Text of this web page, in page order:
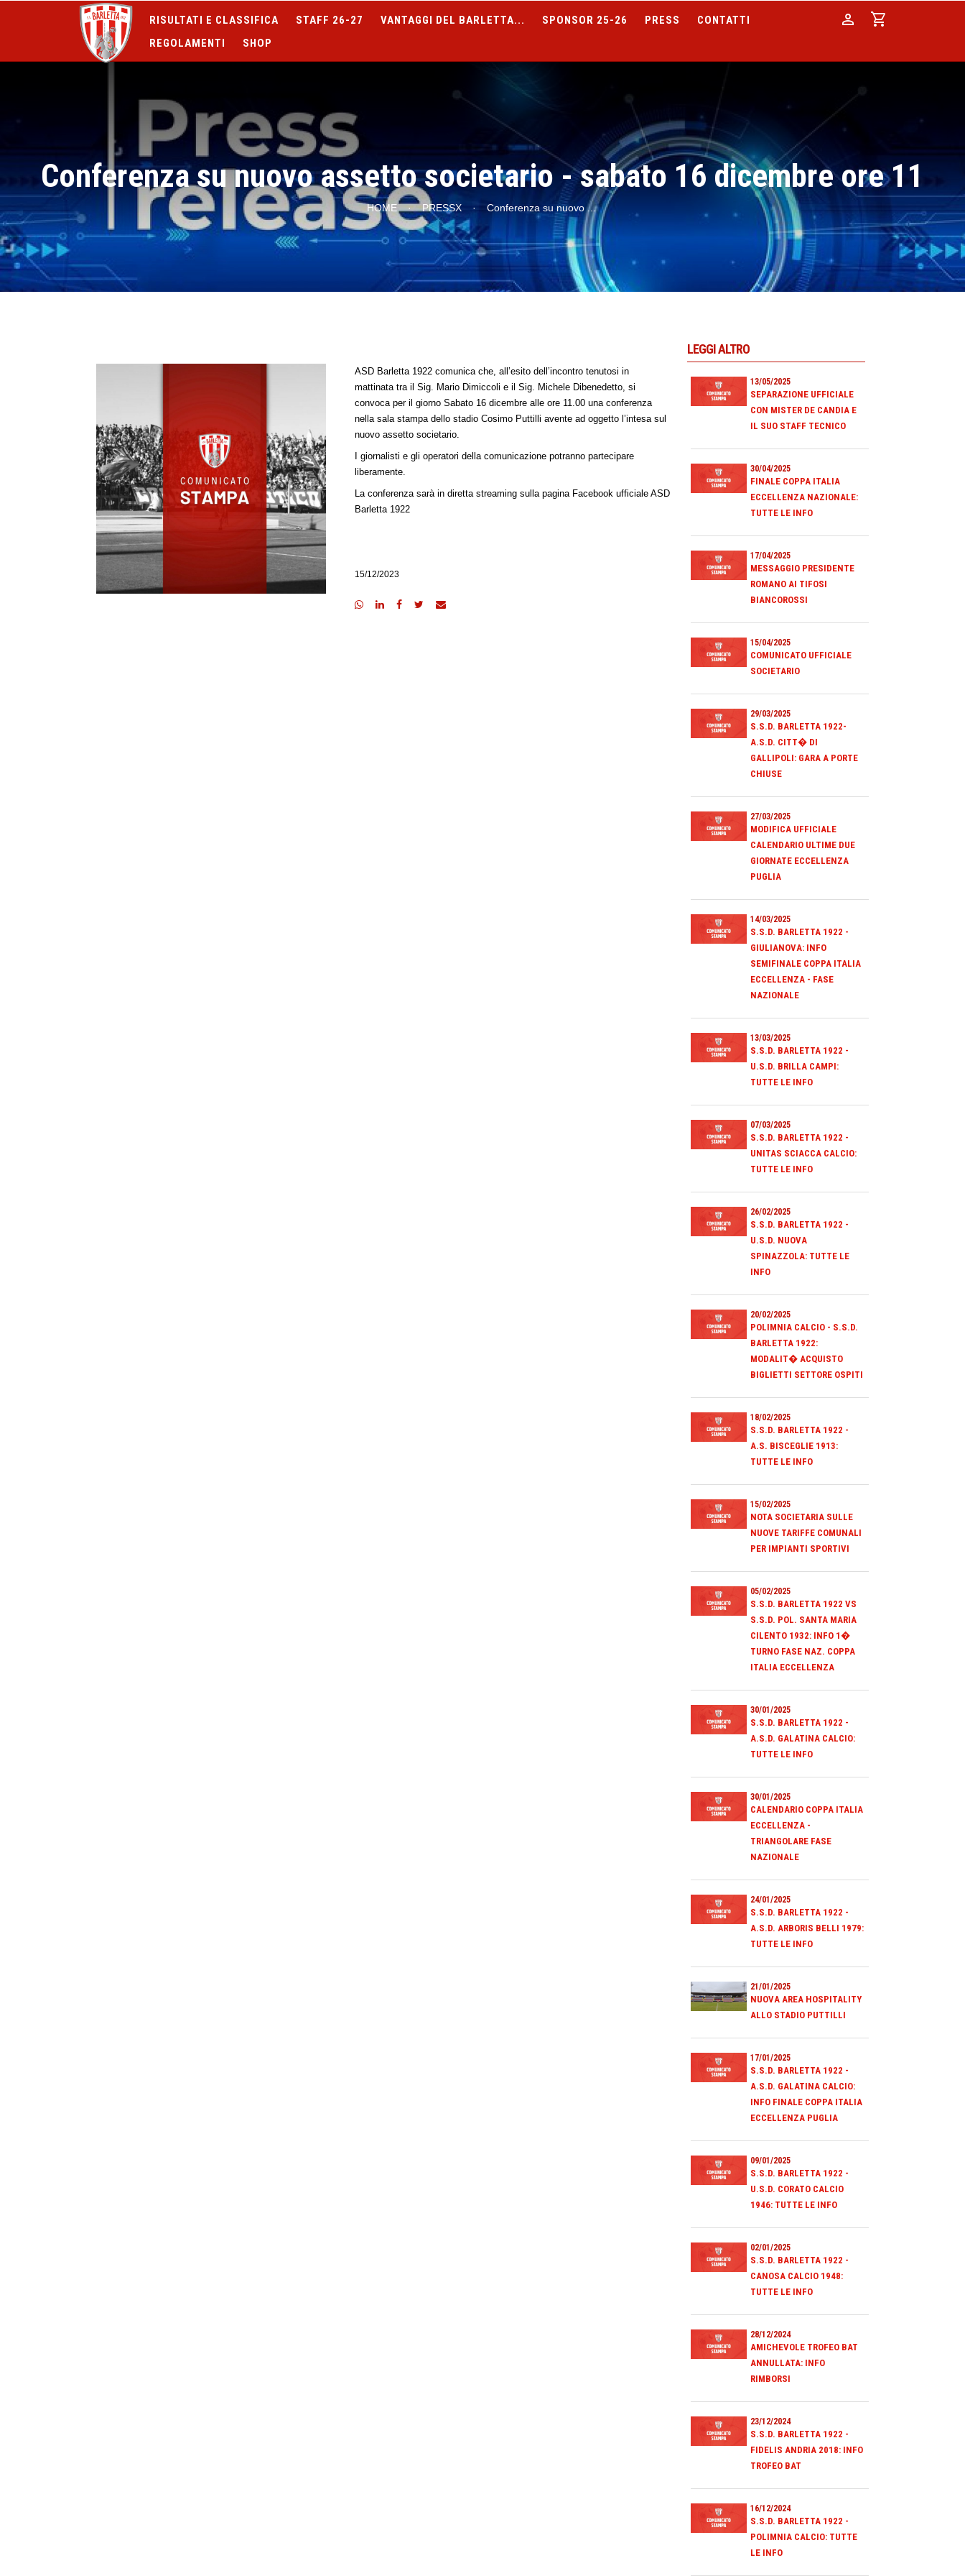
person shopping_cart
RISULTATI E CLASSIFICA STAFF 26-27 VANTAGGI DEL BARLETTA... SPONSOR 25-26 PRESS
CONTATTI
REGOLAMENTI
SHOP
Conferenza su nuovo assetto societario - sabato 16 dicembre ore 11
HOME · PRESSX · Conferenza su nuovo...
ASD Barletta 1922 comunica che, all’esito dell’incontro tenutosi in
mattinata tra il Sig. Mario Dimiccoli e il Sig. Michele Dibenedetto, si
convoca per il giorno Sabato 16 dicembre alle ore 11.00 una conferenza
nella sala stampa dello stadio Cosimo Puttilli avente ad oggetto l’intesa sul
nuovo assetto societario.
I giornalisti e gli operatori della comunicazione potranno partecipare
liberamente.
La conferenza sarà in diretta streaming sulla pagina Facebook ufficiale ASD
Barletta 1922
15/12/2023
LEGGI ALTRO
13/05/2025
SEPARAZIONE UFFICIALE
CON MISTER DE CANDIA E
IL SUO STAFF TECNICO
30/04/2025
FINALE COPPA ITALIA
ECCELLENZA NAZIONALE:
TUTTE LE INFO
17/04/2025
MESSAGGIO PRESIDENTE
ROMANO AI TIFOSI
BIANCOROSSI
15/04/2025
COMUNICATO UFFICIALE
SOCIETARIO
29/03/2025
S.S.D. BARLETTA 1922-
A.S.D. CITT� DI
GALLIPOLI: GARA A PORTE
CHIUSE
27/03/2025
MODIFICA UFFICIALE
CALENDARIO ULTIME DUE
GIORNATE ECCELLENZA
PUGLIA
14/03/2025
S.S.D. BARLETTA 1922 -
GIULIANOVA: INFO
SEMIFINALE COPPA ITALIA
ECCELLENZA - FASE
NAZIONALE
13/03/2025
S.S.D. BARLETTA 1922 -
U.S.D. BRILLA CAMPI:
TUTTE LE INFO
07/03/2025
S.S.D. BARLETTA 1922 -
UNITAS SCIACCA CALCIO:
TUTTE LE INFO
26/02/2025
S.S.D. BARLETTA 1922 -
U.S.D. NUOVA
SPINAZZOLA: TUTTE LE
INFO
20/02/2025
POLIMNIA CALCIO - S.S.D.
BARLETTA 1922:
MODALIT� ACQUISTO
BIGLIETTI SETTORE OSPITI
18/02/2025
S.S.D. BARLETTA 1922 -
A.S. BISCEGLIE 1913:
TUTTE LE INFO
15/02/2025
NOTA SOCIETARIA SULLE
NUOVE TARIFFE COMUNALI
PER IMPIANTI SPORTIVI
05/02/2025
S.S.D. BARLETTA 1922 VS
S.S.D. POL. SANTA MARIA
CILENTO 1932: INFO 1�
TURNO FASE NAZ. COPPA
ITALIA ECCELLENZA
30/01/2025
S.S.D. BARLETTA 1922 -
A.S.D. GALATINA CALCIO:
TUTTE LE INFO
30/01/2025
CALENDARIO COPPA ITALIA
ECCELLENZA -
TRIANGOLARE FASE
NAZIONALE
24/01/2025
S.S.D. BARLETTA 1922 -
A.S.D. ARBORIS BELLI 1979:
TUTTE LE INFO
21/01/2025
NUOVA AREA HOSPITALITY
ALLO STADIO PUTTILLI
17/01/2025
S.S.D. BARLETTA 1922 -
A.S.D. GALATINA CALCIO:
INFO FINALE COPPA ITALIA
ECCELLENZA PUGLIA
09/01/2025
S.S.D. BARLETTA 1922 -
U.S.D. CORATO CALCIO
1946: TUTTE LE INFO
02/01/2025
S.S.D. BARLETTA 1922 -
CANOSA CALCIO 1948:
TUTTE LE INFO
28/12/2024
AMICHEVOLE TROFEO BAT
ANNULLATA: INFO
RIMBORSI
23/12/2024
S.S.D. BARLETTA 1922 -
FIDELIS ANDRIA 2018: INFO
TROFEO BAT
16/12/2024
S.S.D. BARLETTA 1922 -
POLIMNIA CALCIO: TUTTE
LE INFO